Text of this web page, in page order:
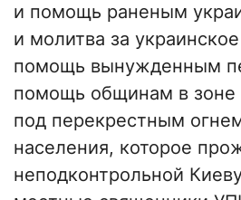
и помощь раненым
и молитва за
помощь вынужденным
помощь общинам в зоне
под перекрестным
населения, которое
неподконтрольной